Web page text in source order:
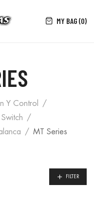
MY BAG (0)
Y Control
MT Series
FILTER